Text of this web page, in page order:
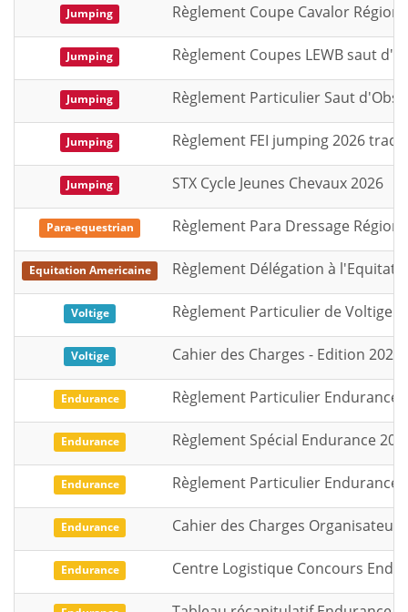
Jumping Règlement Coupe Cavalor
Jumping Règlement Coupes LEWB saut
Jumping Règlement Particulier Saut
Jumping Règlement FEI jumping 2026
Jumping STX Cycle Jeunes Chevaux 2026
Para-equestrian Règlement Para Dressage
Equitation Americaine Règlement Délégation à
Voltige Règlement Particulier de Voltige -
Voltige Cahier des Charges - Edition 2026
Endurance Règlement Particulier Endurance
Endurance Règlement Spécial Endurance
Endurance Règlement Particulier Endurance
Endurance Cahier des Charges
Endurance Centre Logistique Concours